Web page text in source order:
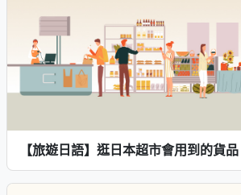
【旅遊日語】逛日本超市會用到的貨